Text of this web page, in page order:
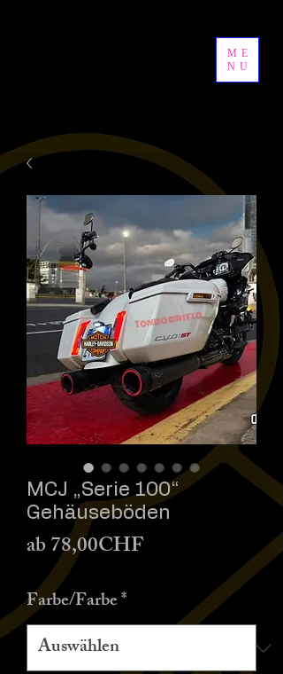
ME
NU
MCJ „Serie 100“
Gehäuseböden
ab78,00CHFSale-
Farbe/Farbe*